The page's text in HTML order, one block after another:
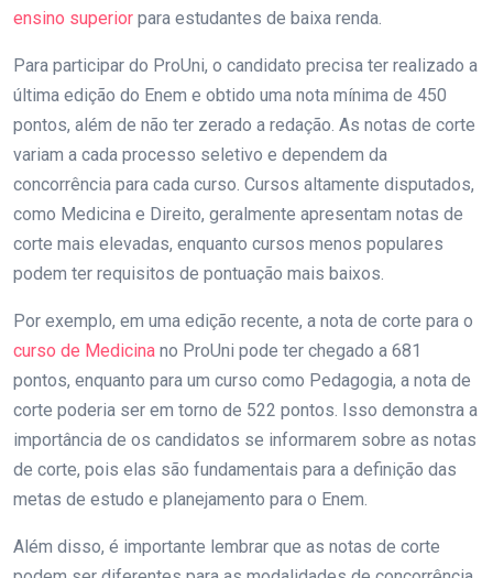
ensino superior para estudantes de baixa renda.
Para participar do ProUni, o candidato precisa ter realizado a
última edição do Enem e obtido uma nota mínima de 450
pontos, além de não ter zerado a redação. As notas de corte
variam a cada processo seletivo e dependem da
concorrência para cada curso. Cursos altamente disputados,
como Medicina e Direito, geralmente apresentam notas de
corte mais elevadas, enquanto cursos menos populares
podem ter requisitos de pontuação mais baixos.
Por exemplo, em uma edição recente, a nota de corte para o
curso de Medicina no ProUni pode ter chegado a 681
pontos, enquanto para um curso como Pedagogia, a nota de
corte poderia ser em torno de 522 pontos. Isso demonstra a
importância de os candidatos se informarem sobre as notas
de corte, pois elas são fundamentais para a definição das
metas de estudo e planejamento para o Enem.
Além disso, é importante lembrar que as notas de corte